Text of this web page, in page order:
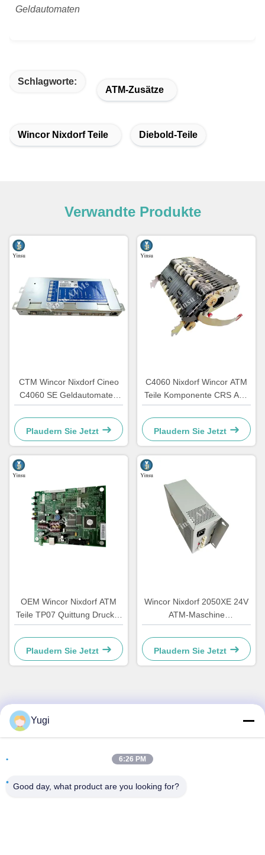
Geldautomaten
Schlagworte:
ATM-Zusätze
Wincor Nixdorf Teile Diebold-Teile
Verwandte Produkte
CTM Wincor Nixdorf Cineo
C4060 SE Geldautomaten
Teile für Spezialelektronik
1750147868
Plaudern Sie Jetzt
C4060 Nixdorf Wincor ATM
Teile Komponente CRS ATS
Zentralisierungseinheit AU
Modul 1750134478
Plaudern Sie Jetzt
OEM Wincor Nixdorf ATM
Teile TP07 Quittung Drucker
Haupt-PCB-Controller Board
01750063547
Plaudern Sie Jetzt
Wincor Nixdorf 2050XE 24V
ATM-Maschine
Stromversorgung Teile
01750069162 1750069162
Plaudern Sie Jetzt
Schneller Kontakt
Zimmer 502, Gebäude 5, Immobilienpark Qide, Nr. 2-1,
Stadt Beijiao, Foshan, Guangdong, China
Yugi
6:26 PM
Good day, what product are you looking for?